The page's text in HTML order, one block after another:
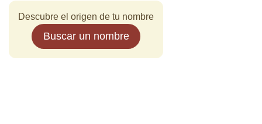
Descubre el origen de tu nombre
Buscar un nombre